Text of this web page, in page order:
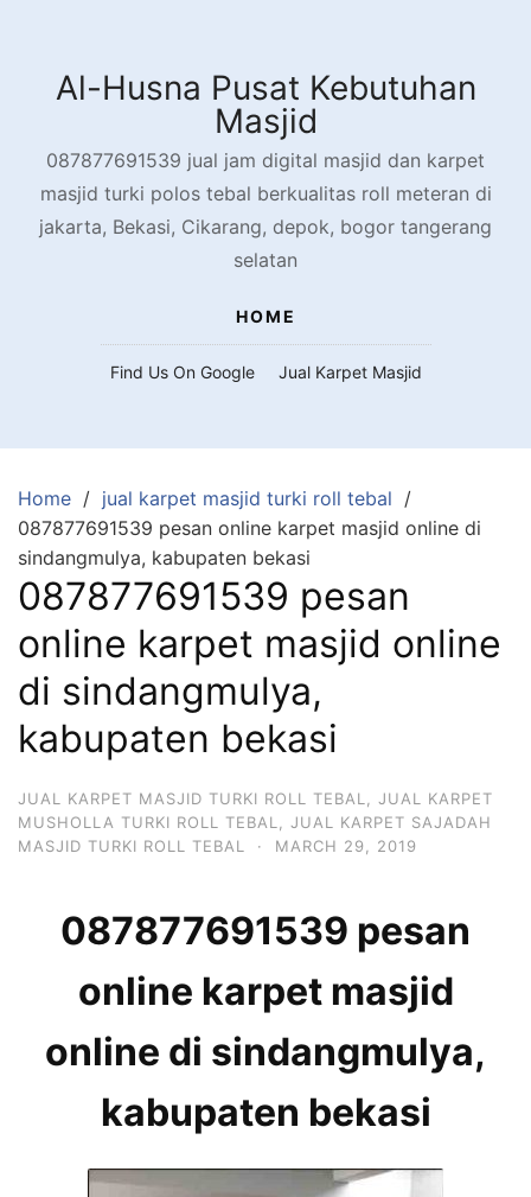
contentAl-Husna Pusat Kebutuhan
Masjid
087877691539 jual jam digital masjid dan karpet
masjid turki polos tebal berkualitas roll meteran di
jakarta, Bekasi, Cikarang, depok, bogor tangerang
selatan
HOME
Find Us On Google Jual Karpet Masjid
Home
jual karpet masjid turki roll tebal
087877691539 pesan online karpet masjid online di
sindangmulya, kabupaten bekasi
087877691539 pesan
online karpet masjid online
di sindangmulya,
kabupaten bekasi
JUAL KARPET MASJID TURKI ROLL TEBAL
JUAL KARPET
MUSHOLLA TURKI ROLL TEBAL
JUAL KARPET SAJADAH
MASJID TURKI ROLL TEBAL
· MARCH 29, 2019
087877691539 pesan
online karpet masjid
online di sindangmulya,
kabupaten bekasi